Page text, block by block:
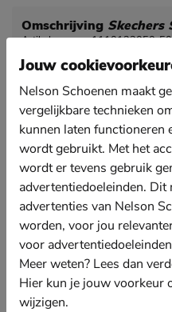
Omschrijving Skechers
Artikelnummer 1110122050-50
Comfy and stylish!
Skechers.
Uitgevoerd in
Gevoerd met textiel wat
optimaliseert en
Het Air-Cooled
dat de voeten op
kunnen genieten van
Afgewerkt met een
en gripvaste loopzool
stabiliteit.
Jouw
Nelson Schoenen maakt
vergelijkbare technieken
kunnen laten functioneren
wordt gebruikt. Met het
wordt er tevens gebruik
advertentiedoeleinden.
advertenties van Nelson
worden, voor jou
voor
Meer weten? Lees dan
Hier kun je jouw voorkeur
wijzigen.